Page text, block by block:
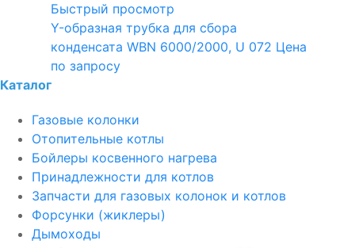
Быстрый просмотр
Y-образная трубка для сбора
конденсата WBN 6000/2000, U 072 Цена
по запросу
Каталог
Газовые колонки
Отопительные котлы
Бойлеры косвенного нагрева
Принадлежности для котлов
Запчасти для газовых колонок и котлов
Форсунки (жиклеры)
Дымоходы